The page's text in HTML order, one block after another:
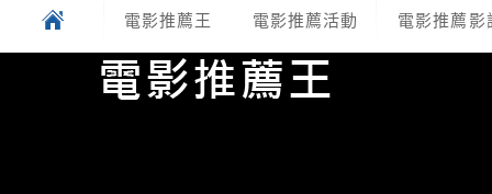
電影推薦王 電影推薦活動 電影推薦影